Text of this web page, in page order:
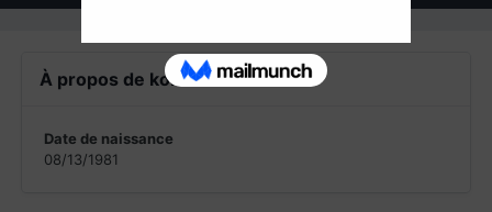
À propos de koideneuf
Date de naissance
08/13/1981